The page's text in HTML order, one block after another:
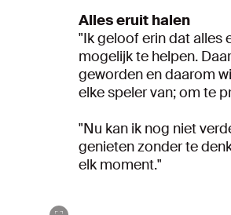
Alles eruit halen
"Ik geloof erin dat alles
mogelijk te helpen.
geworden en daarom
elke speler van; om te
"Nu kan ik nog niet
genieten zonder te
elk moment."